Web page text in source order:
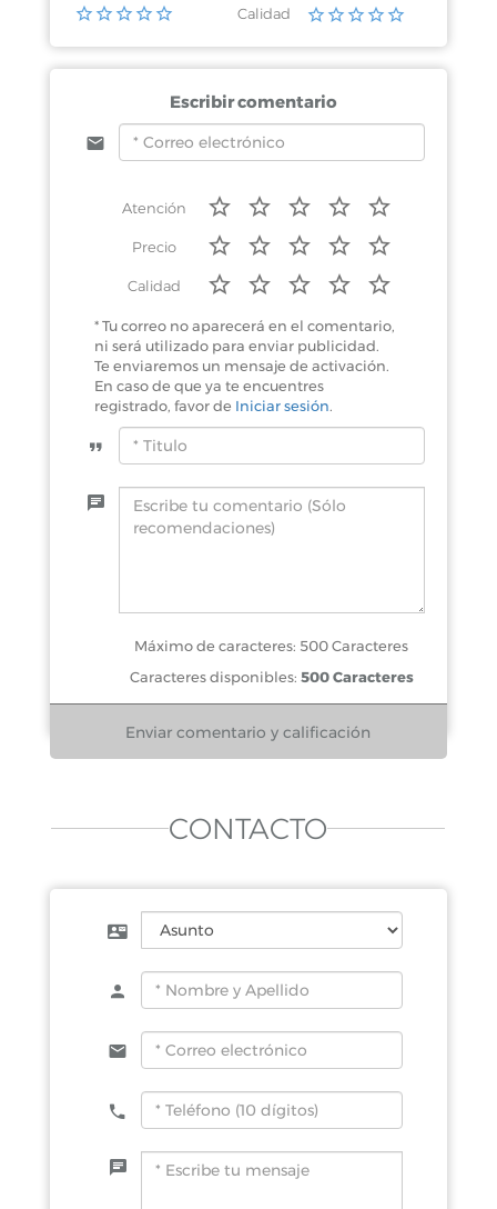
Calidad
Escribir comentario
Atención
Precio
Calidad
* Tu correo no aparecerá en el comentario,
ni será utilizado para enviar publicidad.
Te enviaremos un mensaje de activación.
En caso de que ya te encuentres
registrado, favor de Iniciar sesión.
Máximo de caracteres: 500 Caracteres
Caracteres disponibles: 500 Caracteres
CONTACTO